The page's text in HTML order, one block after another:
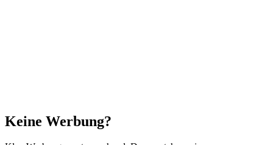
Schließen
Keine Werbung?